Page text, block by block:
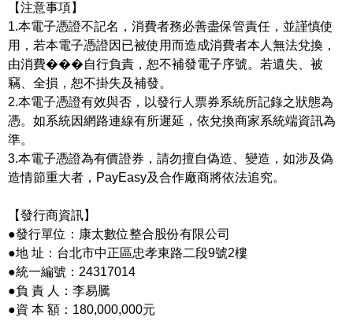
【注意事項】
1.本電子憑證不記名，消費者務必善盡保管責任，並謹慎使
用，若本電子憑證因已被使用而造成消費者本人無法兌換，
由消費���自行負責，恕不補發電子序號。若遺失、被
竊、全損，恕不掛失及補發。
2.本電子憑證有效與否，以發行人票券系統所記錄之狀態為
憑。如系統因網路連線有所遲延，依兌換商家系統端資訊為
準。
3.本電子憑證為有價證券，請勿擅自偽造、變造，如涉及偽
造情節重大者，PayEasy及合作廠商將依法追究。
【發行商資訊】
●發行單位：康太數位整合股份有限公司
●地 址：台北市中正區忠孝東路二段9號2樓
●統一編號：24317014
●負 責 人：李易騰
●資 本 額：180,000,000元